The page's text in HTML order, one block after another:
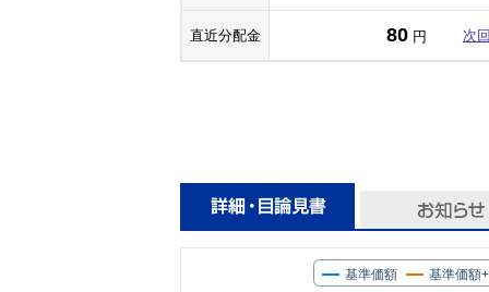
直近分配金 80 円 次
基準価額 基準価額